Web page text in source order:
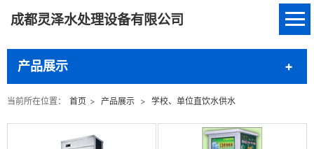
成都灵泽水处理设备有限公司
产品展示
当前所在位置： 首页 > 产品展示 > 学校、单位直饮水供水